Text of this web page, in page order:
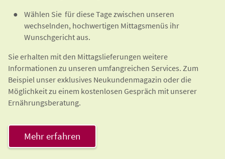
Wählen Sie für diese Tage zwischen unseren
wechselnden, hochwertigen Mittagsmenüs ihr
Wunschgericht aus.
Sie erhalten mit den Mittagslieferungen weitere
Informationen zu unseren umfangreichen Services. Zum
Beispiel unser exklusives Neukundenmagazin oder die
Möglichkeit zu einem kostenlosen Gespräch mit unserer
Ernährungsberatung.
Mehr erfahren